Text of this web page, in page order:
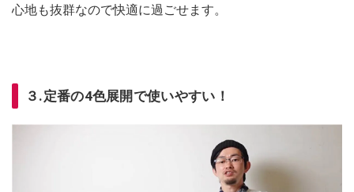
心地も抜群なので快適に過ごせます。
３.定番の4色展開で使いやすい！